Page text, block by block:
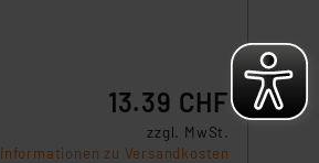
13.39 CHF
zzgl. MwSt.
Informationen zu Versandkosten